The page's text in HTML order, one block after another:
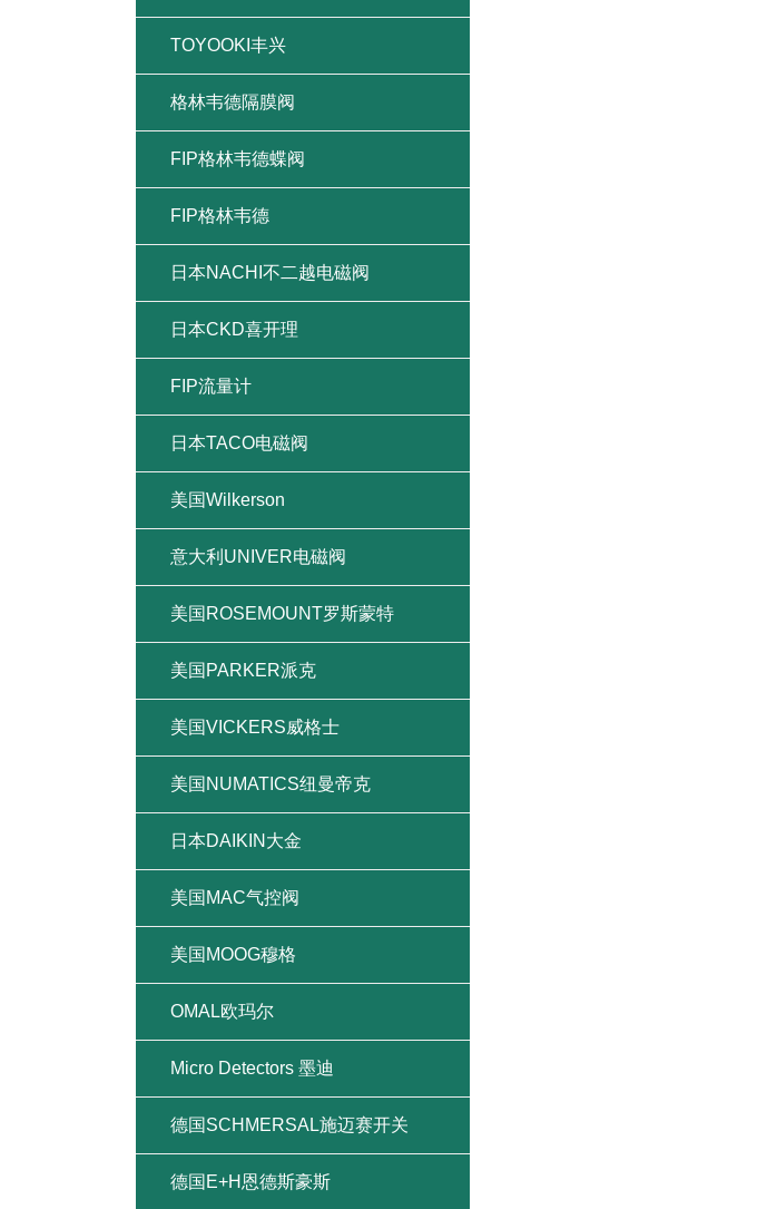
TOYOOKI丰兴
格林韦德隔膜阀
FIP格林韦德蝶阀
FIP格林韦德
日本NACHI不二越电磁阀
日本CKD喜开理
FIP流量计
日本TACO电磁阀
美国Wilkerson
意大利UNIVER电磁阀
美国ROSEMOUNT罗斯蒙特
美国PARKER派克
美国VICKERS威格士
美国NUMATICS纽曼帝克
日本DAIKIN大金
美国MAC气控阀
美国MOOG穆格
OMAL欧玛尔
Micro Detectors 墨迪
德国SCHMERSAL施迈赛开关
德国E+H恩德斯豪斯